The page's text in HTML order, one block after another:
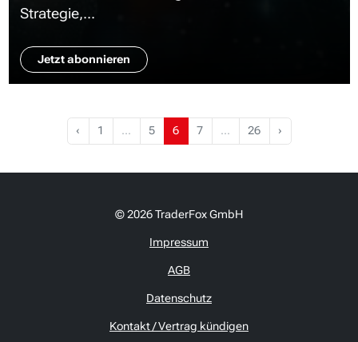
Strategie,...
Jetzt abonnieren
‹ 1 … 5 6 7 … 26 ›
© 2026 TraderFox GmbH
Impressum
AGB
Datenschutz
Kontakt / Vertrag kündigen